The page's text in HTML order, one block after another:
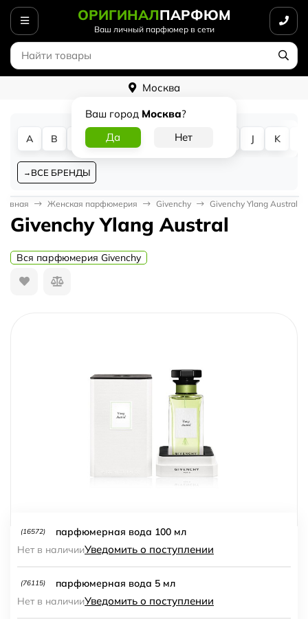
ОРИГИНАЛПАРФЮМ
Ваш личный парфюмер в сети
Москва
Ваш город Москва?
A B D G J K
ВСЕ БРЕНДЫ
Женская парфюмерия Givenchy Givenchy Ylang Austral
Givenchy Ylang Austral
Вся парфюмерия Givenchy
(16572)
парфюмерная вода 100 мл
Нет в наличииУведомить о поступлении
(76115)
парфюмерная вода 5 мл
Нет в наличииУведомить о поступлении